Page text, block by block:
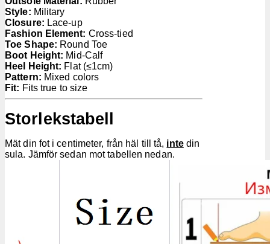
Style: Military
Closure: Lace-up
Fashion Element: Cross-tied
Toe Shape: Round Toe
Boot Height: Mid-Calf
Heel Height: Flat (≤1cm)
Pattern: Mixed colors
Fit: Fits true to size
Storlekstabell
Mät din fot i centimeter, från häl till tå, intedin
sula. Jämför sedan mot tabellen nedan.